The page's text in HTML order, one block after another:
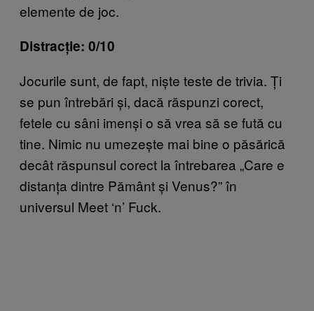
elemente de joc.
Distracție: 0/10
Jocurile sunt, de fapt, niște teste de trivia. Ți
se pun întrebări și, dacă răspunzi corect,
fetele cu sâni imenși o să vrea să se fută cu
tine. Nimic nu umezește mai bine o păsărică
decât răspunsul corect la întrebarea „Care e
distanța dintre Pământ și Venus?” în
universul Meet ‘n’ Fuck.